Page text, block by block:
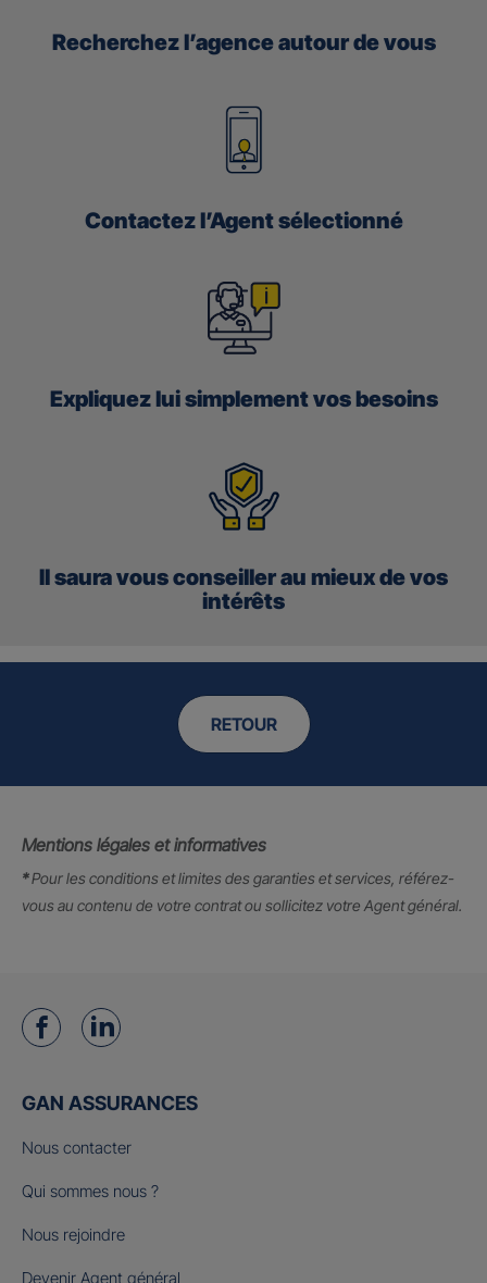
Recherchez l’agence autour de vous
Contactez l’Agent sélectionné
Expliquez lui simplement vos besoins
Il saura vous conseiller au mieux de vos
intérêts
RETOUR
Mentions légales et informatives
*Pour les conditions et limites des garanties et services, référez-
vous au contenu de votre contrat ou sollicitez votre Agent général.
GAN ASSURANCES
Nous contacter
Qui sommes nous ?
Nous rejoindre
Devenir Agent général